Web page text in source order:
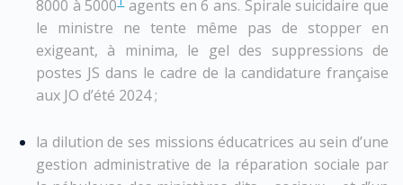
8000 à 5000 agents en 6 ans. Spirale suicidaire que
le ministre ne tente même pas de stopper en
exigeant, à minima, le gel des suppressions de
postes JS dans le cadre de la candidature française
aux JO d’été 2024 ;
la dilution de ses missions éducatrices au sein d’une
gestion administrative de la réparation sociale par